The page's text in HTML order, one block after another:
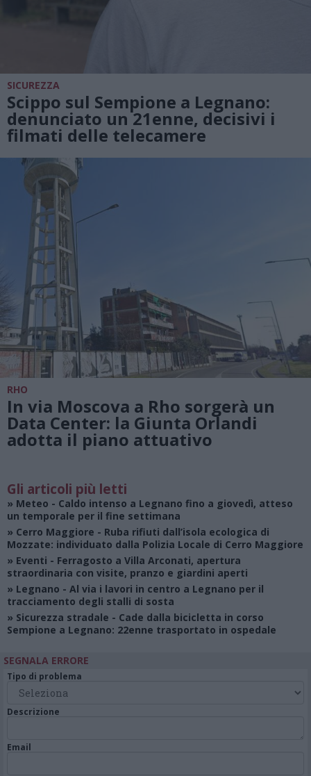
SICUREZZA
Scippo sul Sempione a Legnano:
denunciato un 21enne, decisivi i
filmati delle telecamere
RHO
In via Moscova a Rho sorgerà un
Data Center: la Giunta Orlandi
adotta il piano attuativo
Gli articoli più letti
» Meteo - Caldo intenso a Legnano fino a giovedì, atteso
un temporale per il fine settimana
» Cerro Maggiore - Ruba rifiuti dall’isola ecologica di
Mozzate: individuato dalla Polizia Locale di Cerro Maggiore
» Eventi - Ferragosto a Villa Arconati, apertura
straordinaria con visite, pranzo e giardini aperti
» Legnano - Al via i lavori in centro a Legnano per il
tracciamento degli stalli di sosta
» Sicurezza stradale - Cade dalla bicicletta in corso
Sempione a Legnano: 22enne trasportato in ospedale
SEGNALA ERRORE
Tipo di problema
Descrizione
Email